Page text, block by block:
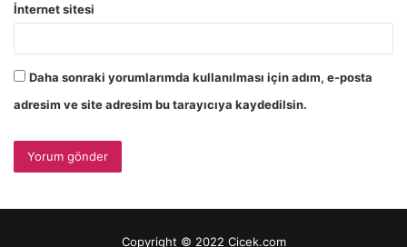
İnternet sitesi
Daha sonraki yorumlarımda kullanılması için adım, e-posta
adresim ve site adresim bu tarayıcıya kaydedilsin.
Copyright © 2022 Cicek.com